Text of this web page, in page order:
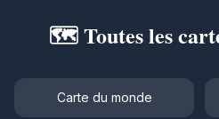
🗺️ Toutes les
Carte du monde